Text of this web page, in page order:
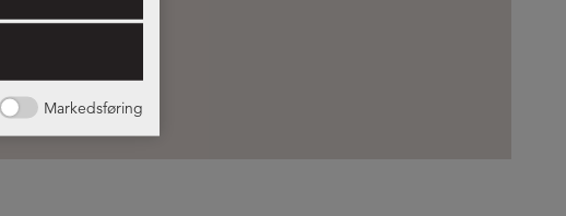
Markedsføring